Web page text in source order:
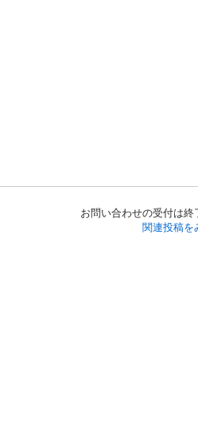
お問い合わせの受付は終
関連投稿を